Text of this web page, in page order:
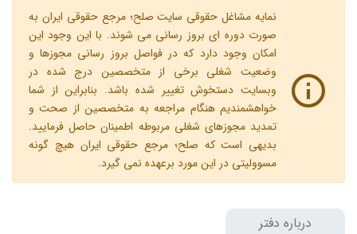
نمایه مشاغل حقوقی سایت صلح؛ مرجع حقوقی ایران به
صورت دوره ای بروز رسانی می شوند. با این وجود این
امکان وجود دارد که در فواصل بروز رسانی مجوزها و
وضعیت شغلی برخی از متخصصین درج شده در
وبسایت دستخوش تغییر شده باشد. بنابراین از شما
خواهشمندیم هنگام مراجعه به متخصصین از صحت و
تمدید مجوزهای شغلی مربوطه اطمینان حاصل فرمایید.
بدیهی است که صلح؛ مرجع حقوقی ایران هیچ گونه
مسوولیتی در این مورد برعهده نمی گیرد.
درباره دفتر